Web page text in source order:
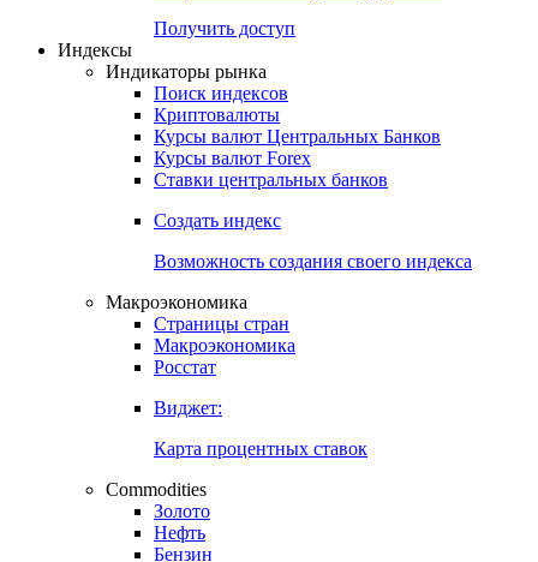
Попробуйте7-дневный
Откройте глобальную базу данных
Получить доступ
Индикаторы рынка
Поиск индексов
Курсы валют Центральных Банков
Ставки центральных банков
Создать индекс
Возможность создания своего индекса
Страницы стран
Росстат
Виджет:
Карта процентных ставок